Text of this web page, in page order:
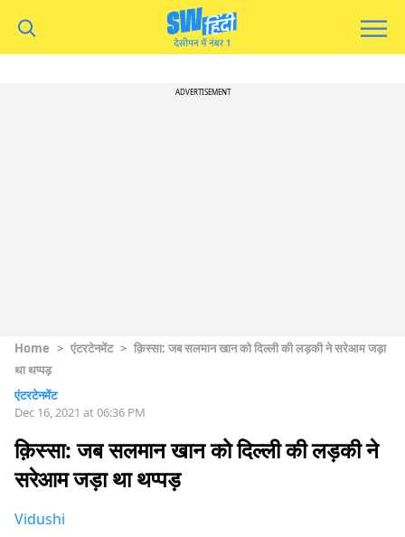
ADVERTISEMENT
Home > एंटरटेनमेंट > क़िस्सा: जब सलमान खान को दिल्ली की लड़की ने सरेआम जड़ा
था थप्पड़
एंटरटेनमेंट
Dec 16, 2021 at 06:36 PM
क़िस्सा: जब सलमान खान को दिल्ली की लड़की ने
सरेआम जड़ा था थप्पड़
Vidushi